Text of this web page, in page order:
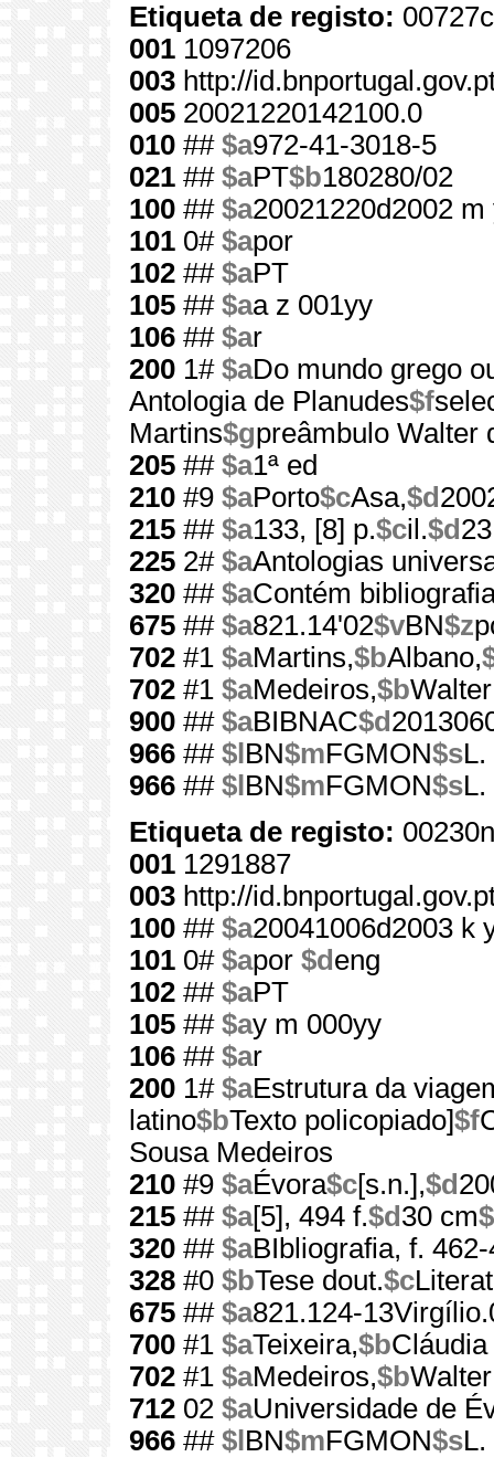
Etiqueta de registo:
001 1097206
003 http://
005 20021220142100.0
010 ## $a972-41-3018-5
021 ## $aPT$b180280/02
100 ## $a20021220d2002
101 0# $apor
102 ## $aPT
105 ## $aa z 001yy
106 ## $ar
200 1# $aDo mundo grego
Antologia de Planudes$f
Martins$gpreâmbulo Walter
205 ## $a1ª ed
210 #9 $aPorto$cAsa,$d
215 ## $a133, [8] p.$cil.$d
225 2# $aAntologias
320 ## $aContém
675 ## $a821.14'02$vBN$z
702 #1 $aMartins,$bAlbano,
702 #1 $aMedeiros,$b
900 ## $aBIBNAC$d
966 ## $l BN$mFGMON$sL.
966 ## $l BN$mFGMON$sL.
Etiqueta de registo:
001 1291887
003 http://
100 ## $a20041006d2003 k
101 0# $apor $d eng
102 ## $aPT
105 ## $ay m 000yy
106 ## $ar
200 1# $aEstrutura da
latino$bTexto policopiado]$f
Sousa Medeiros
210 #9 $aÉvora$c[s.n.],$d
215 ## $a[5], 494 f.$d 30 cm
320 ## $aBIbliografia, f.
328 #0 $bTese dout.$c
675 ## $a821.124-
700 #1 $aTeixeira,$bCláudia
702 #1 $aMedeiros,$b
712 02 $aUniversidade de
966 ## $l BN$mFGMON$sL.